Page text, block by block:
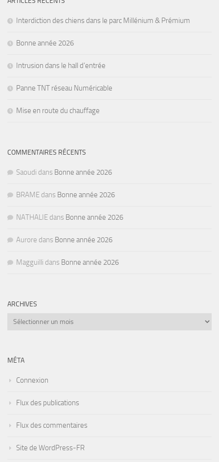
Interdiction des chiens dans le parc Millénium & Prémium
Bonne année 2026
Intrusion dans le hall d’entrée
Panne TNT réseau Numéricable
Mise en route du chauffage
COMMENTAIRES RÉCENTS
Saoudi dans Bonne année 2026
BRAME dans Bonne année 2026
NATHALIE dans Bonne année 2026
Aurore dans Bonne année 2026
Magguilli dans Bonne année 2026
ARCHIVES
Archives
MÉTA
Connexion
Flux des publications
Flux des commentaires
Site de WordPress-FR